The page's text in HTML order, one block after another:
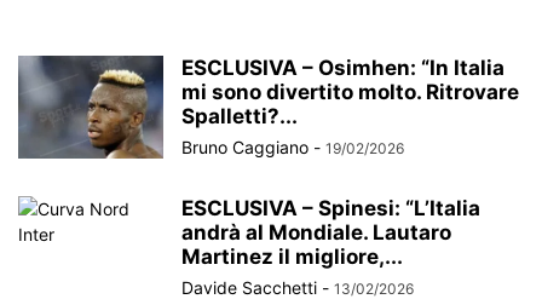
ESCLUSIVA – Osimhen: “In Italia
mi sono divertito molto. Ritrovare
Spalletti?...
Bruno Caggiano - 19/02/2026
ESCLUSIVA – Spinesi: “L’Italia
andrà al Mondiale. Lautaro
Martinez il migliore,...
Davide Sacchetti - 13/02/2026